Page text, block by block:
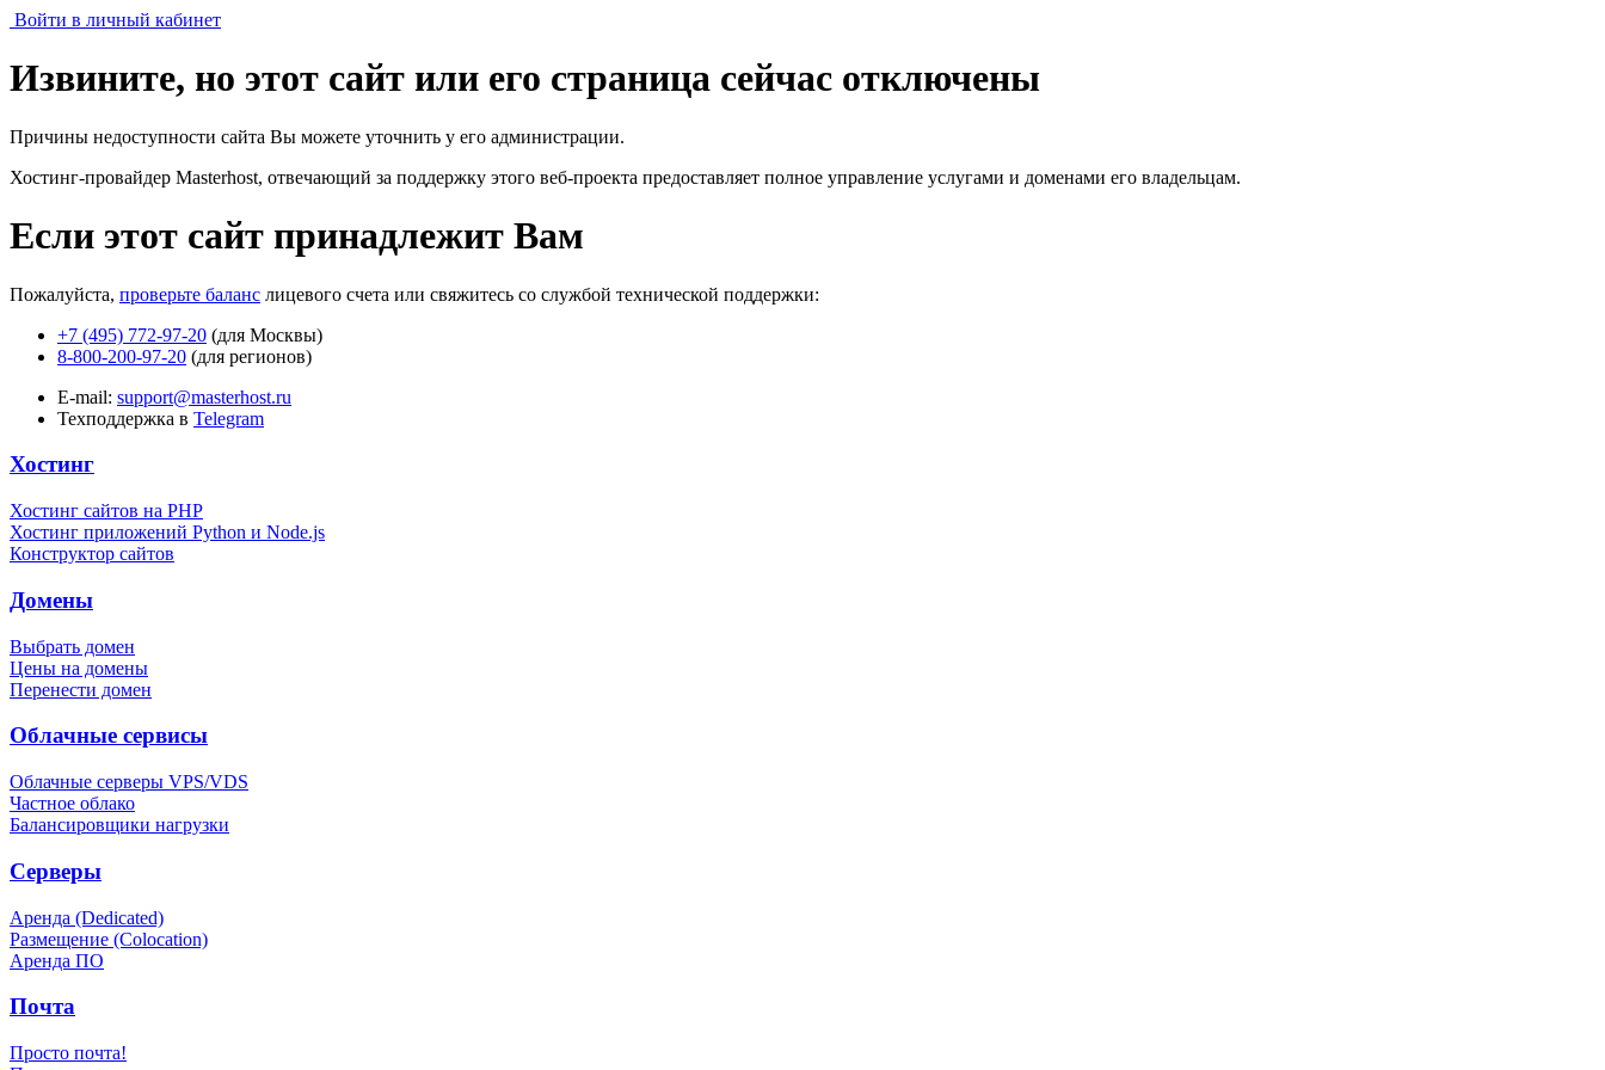
Войти в личный кабинет
Извините, но этот сайт или его страница сейчас отключены
Причины недоступности сайта Вы можете уточнить у его администрации.
Хостинг-провайдер Masterhost, отвечающий за поддержку этого веб-проекта предоставляет полное управление услугами и доменами его владельцам.
Если этот сайт принадлежит Вам
Пожалуйста, проверьте баланс лицевого счета или свяжитесь со службой технической поддержки:
+7 (495) 772-97-20 (для Москвы)
8-800-200-97-20 (для регионов)
E-mail: support@masterhost.ru
Техподдержка в Telegram
Хостинг
Хостинг сайтов на PHP
Хостинг приложений Python и Node.js
Конструктор сайтов
Домены
Выбрать домен
Цены на домены
Перенести домен
Облачные сервисы
Облачные серверы VPS/VDS
Частное облако
Балансировщики нагрузки
Серверы
Аренда (Dedicated)
Размещение (Colocation)
Аренда ПО
Почта
Просто почта!